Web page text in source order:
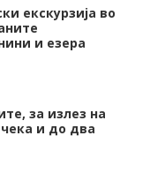
екскурзија во
и езера
за излез на
и до два